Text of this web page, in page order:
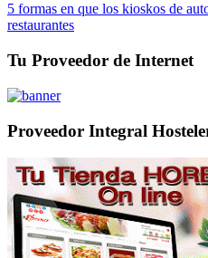
5 formas en que los kioskos de
restaurantes
Tu Proveedor de Internet
Proveedor Integral